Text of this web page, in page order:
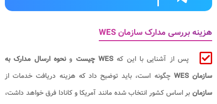
هزینه بررسی مدارک سازمان WES
پس از آشنایی با این که WES چیست ونحوه ارسال مدارک به
سازمان WES
چگونه است، باید توضیح داد که هزینه دریافت خدمات از
سازمان بر اساس کشور انتخاب شده مانند آمریکا و کانادا فرق خواهد داشت،